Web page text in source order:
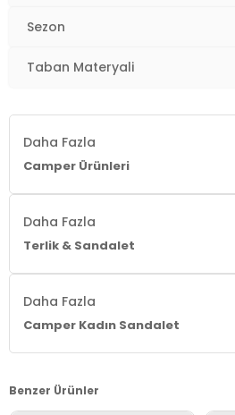
Sezon
Taban Materyali
Daha Fazla
Camper Ürünleri
Daha Fazla
Terlik & Sandalet
Daha Fazla
Camper Kadın Sandalet
Benzer Ürünler